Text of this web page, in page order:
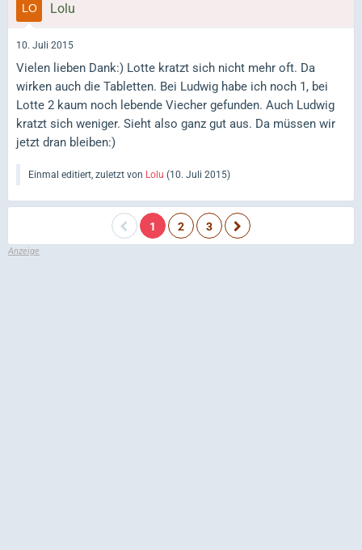
Lolu
10. Juli 2015
Vielen lieben Dank:) Lotte kratzt sich nicht mehr oft. Da
wirken auch die Tabletten. Bei Ludwig habe ich noch 1, bei
Lotte 2 kaum noch lebende Viecher gefunden. Auch Ludwig
kratzt sich weniger. Sieht also ganz gut aus. Da müssen wir
jetzt dran bleiben:)
Einmal editiert, zuletzt von Lolu (10. Juli 2015)
1 2 3